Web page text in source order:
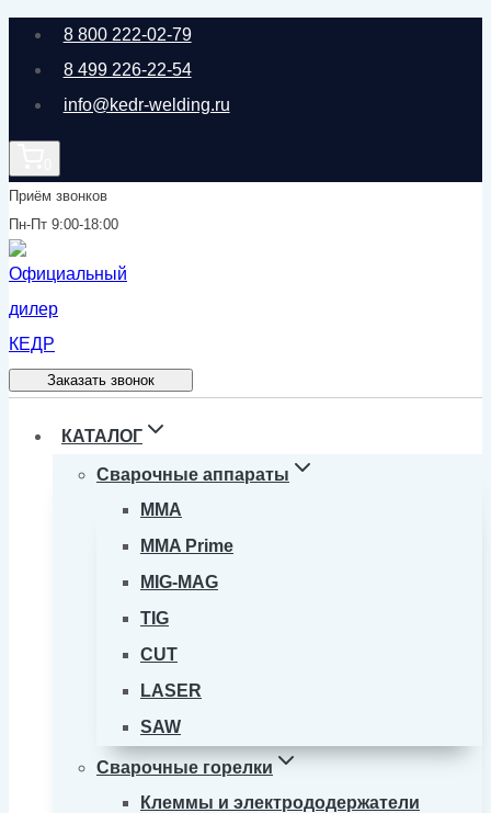
Перейти
содержимому
8 800 222-02-79
8 499 226-22-54
info@kedr-welding.ru
Приём звонков
Пн-Пт 9:00-18:00
Заказать звонок
КАТАЛОГ
Сварочные аппараты
MMA
MMA Prime
MIG-MAG
TIG
CUT
LASER
SAW
Сварочные горелки
Клеммы и электрододержатели